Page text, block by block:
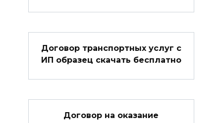
Договор транспортных услуг с
ИП образец скачать бесплатно
Договор на оказание